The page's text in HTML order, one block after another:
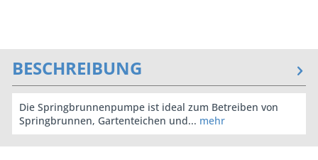
BESCHREIBUNG
Die Springbrunnenpumpe ist ideal zum Betreiben von
Springbrunnen, Gartenteichen und... mehr